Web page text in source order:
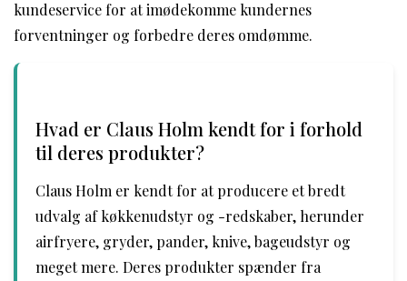
kundeservice for at imødekomme kundernes
forventninger og forbedre deres omdømme.
Hvad er Claus Holm kendt for i forhold
til deres produkter?
Claus Holm er kendt for at producere et bredt
udvalg af køkkenudstyr og -redskaber, herunder
airfryere, gryder, pander, knive, bageudstyr og
meget mere. Deres produkter spænder fra